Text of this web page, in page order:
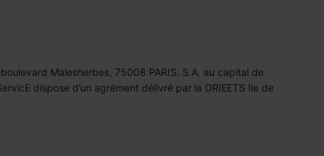
Malesherbes, 75008 PARIS. S.A. au capital de
dispose d’un agrément délivré par la DRIEETS Ile de